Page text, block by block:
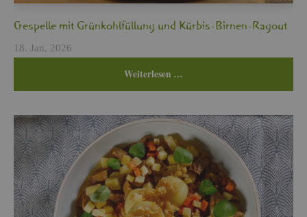
Cres­pel­le mit Grün­kohl­fül­lung und Kür­bis-Bir­nen-Ra­gout
18. Jan, 2026
Wei­ter­le­sen …